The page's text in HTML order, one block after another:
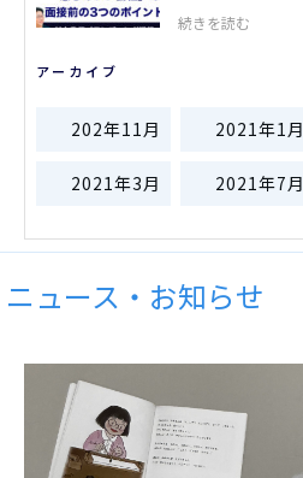
続きを読む
アーカイブ
202年11月 2021年1月
2021年3月 2021年7月
ニュース・お知らせ